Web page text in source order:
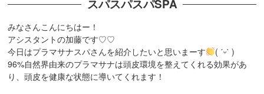
スパスパスパSPA
みなさんこんにちはー！
アシスタントの加藤です♡♡
今日はプラマサナスパさんを紹介したいと思いまーす
( ˊᵕˋ )
96%自然界由来のプラマサナは頭皮環境を整えてくれる効果があ
り、頭皮を健康な状態に導いてくれます！